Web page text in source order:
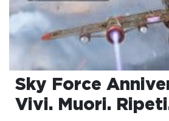
Sky Force
Vivi. Muori.